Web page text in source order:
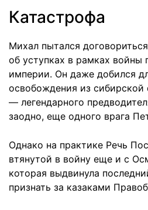
Катастрофа
Михал пытался
об уступках в рамках войны
империи. Он даже добился
освобождения из
— легендарного
заодно, еще одного врага
Однако на практике Речь
втянутой в войну еще и с
которая выдвинула
признать за казаками